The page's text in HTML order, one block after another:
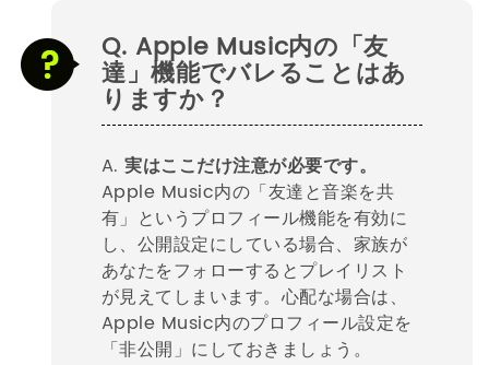
Q. Apple Music内の「友
達」機能でバレることはあ
りますか？
A.実はここだけ注意が必要です。
Apple Music内の「友達と音楽を共
有」というプロフィール機能を有効に
し、公開設定にしている場合、家族が
あなたをフォローするとプレイリスト
が見えてしまいます。心配な場合は、
Apple Music内のプロフィール設定を
「非公開」にしておきましょう。